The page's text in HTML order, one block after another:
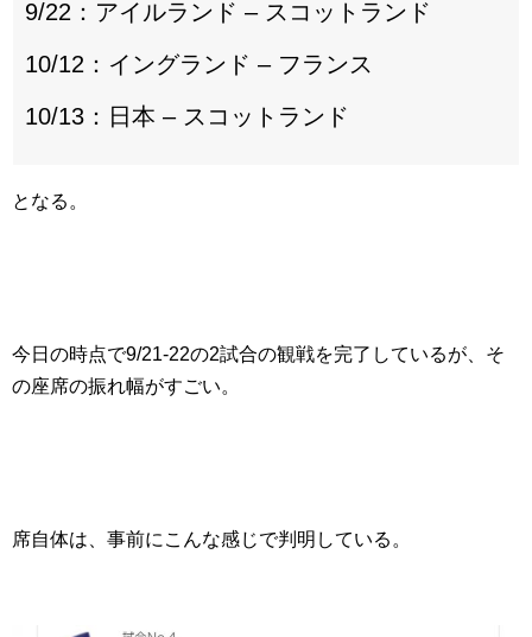
9/22：アイルランド – スコットランド
10/12：イングランド – フランス
10/13：日本 – スコットランド
となる。
今日の時点で9/21-22の2試合の観戦を完了しているが、そ
の座席の振れ幅がすごい。
席自体は、事前にこんな感じで判明している。